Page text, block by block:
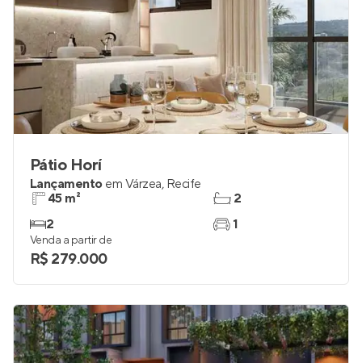
Pátio Horí
Lançamento em Várzea, Recife
45 m²
2
2
1
Venda a partir de
R$ 279.000